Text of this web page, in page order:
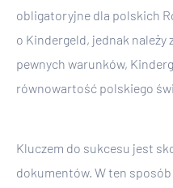
obligatoryjne dla polskich
o Kindergeld, jednak należy
pewnych warunków,
równowartość polskiego
Kluczem do sukcesu jest
dokumentów. W ten